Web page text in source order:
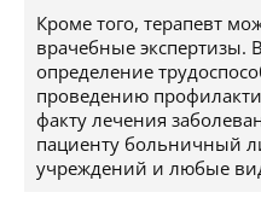
Кроме того, терапевт
врачебные экспертизы.
определение
проведению
факту лечения
пациенту больничный
учреждений и любые